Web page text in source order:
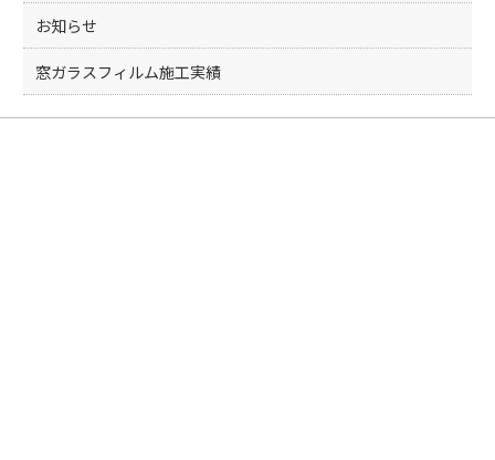
お知らせ
窓ガラスフィルム施工実績